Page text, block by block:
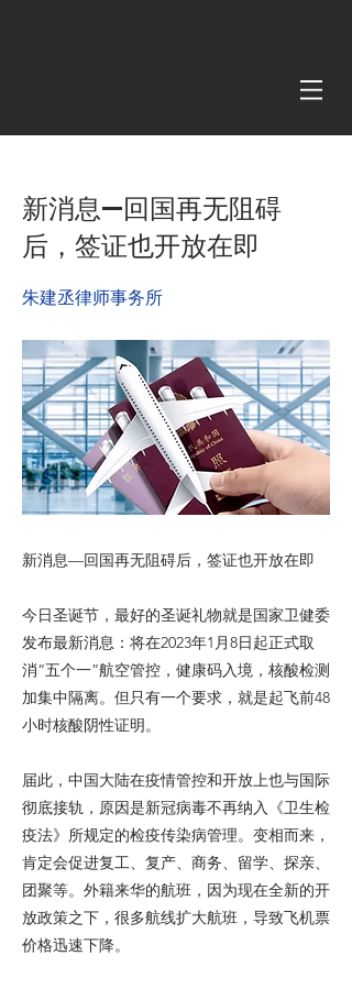
新消息—回国再无阻碍
后，签证也开放在即
朱建丞律师事务所
新消息—回国再无阻碍后，签证也开放在即
今日圣诞节，最好的圣诞礼物就是国家卫健委
发布最新消息：将在2023年1月8日起正式取
消“五个一”航空管控，健康码入境，核酸检测
加集中隔离。但只有一个要求，就是起飞前48
小时核酸阴性证明。
届此，中国大陆在疫情管控和开放上也与国际
彻底接轨，原因是新冠病毒不再纳入《卫生检
疫法》所规定的检疫传染病管理。变相而来，
肯定会促进复工、复产、商务、留学、探亲、
团聚等。外籍来华的航班，因为现在全新的开
放政策之下，很多航线扩大航班，导致飞机票
价格迅速下降。